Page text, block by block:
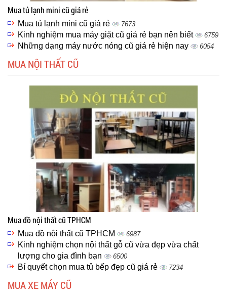
Mua tủ lạnh mini cũ giá rẻ
Mua tủ lạnh mini cũ giá rẻ 7673
Kinh nghiệm mua máy giặt cũ giá rẻ bạn nên biết 6759
Những dạng máy nước nóng cũ giá rẻ hiện nay 6054
MUA NỘI THẤT CŨ
Mua đồ nội thất cũ TPHCM
Mua đồ nội thất cũ TPHCM 6987
Kinh nghiệm chọn nội thất gỗ cũ vừa đẹp vừa chất
lượng cho gia đình bạn
6500
Bí quyết chọn mua tủ bếp đẹp cũ giá rẻ 7234
MUA XE MÁY CŨ